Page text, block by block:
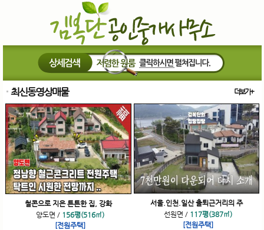
최신동영상매물 더보기+
철콘으로 지은 튼튼한 집, 강화
양도면 / 156평(516㎡)
[전원주택]
서울.인천.일산 출퇴근거리의 주
선원면 / 117평(387㎡)
[전원주택]